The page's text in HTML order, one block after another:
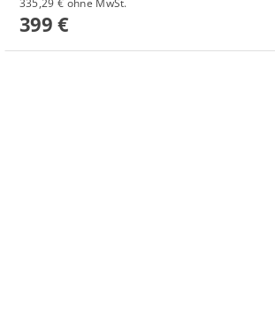
335,29 € ohne MwSt.
399 €